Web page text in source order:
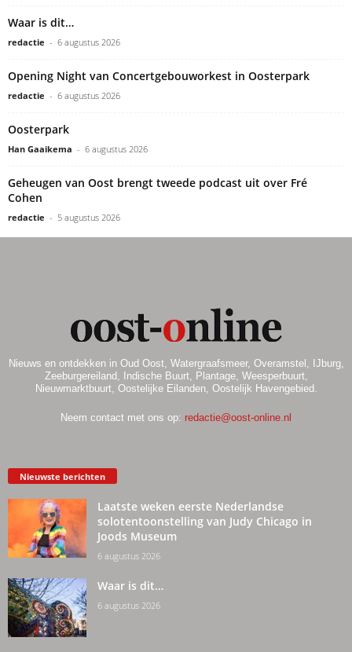
Waar is dit…
redactie - 6 augustus 2026
Opening Night van Concertgebouworkest in Oosterpark
redactie - 6 augustus 2026
Oosterpark
Han Gaaikema - 6 augustus 2026
Geheugen van Oost brengt tweede podcast uit over Fré
Cohen
redactie - 5 augustus 2026
Nieuws en ontdekken in Oud Oost, Watergraafsmeer, Overamstel, IJburg,
Zeeburgereiland, Indische Buurt, Plantage, Weesperbuurt,
Nieuwmarktbuurt, Oostelijke Eilanden, Oostelijk Havengebied.
Neem contact met ons op: redactie@oost-online.nl
Nieuwste berichten
Laatste weken eerste Nederlandse
solotentoonstelling van Judy Chicago in
Joods Museum
6 augustus 2026
Waar is dit…
6 augustus 2026